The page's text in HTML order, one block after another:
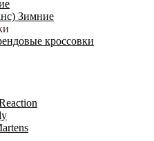
Зимние
кроссовки